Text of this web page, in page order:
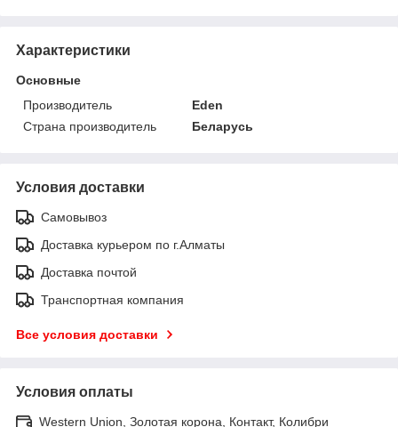
Характеристики
Основные
Производитель
Eden
Страна производитель
Беларусь
Условия доставки
Самовывоз
Доставка курьером по г.Алматы
Доставка почтой
Транспортная компания
Все условия доставки
Условия оплаты
Western Union, Золотая корона, Контакт, Колибри